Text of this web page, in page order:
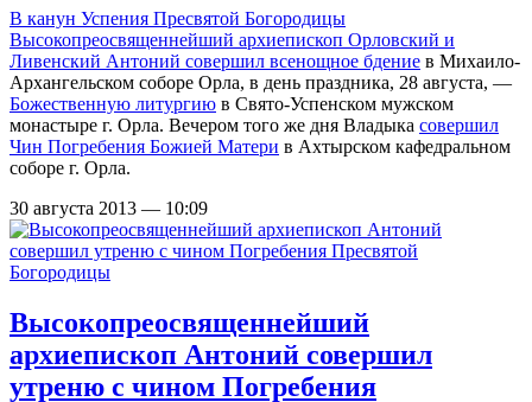
В канун Успения Пресвятой Богородицы
Высокопреосвященнейший архиепископ Орловский и
Ливенский Антоний совершил всенощное бдение в Михаило-
Архангельском соборе Орла, в день праздника, 28 августа, —
Божественную литургию в Свято-Успенском мужском
монастыре г. Орла. Вечером того же дня Владыка совершил
Чин Погребения Божией Матери в Ахтырском кафедральном
соборе г. Орла.
30 августа 2013 — 10:09
Высокопреосвященнейший
архиепископ Антоний совершил
утреню с чином Погребения